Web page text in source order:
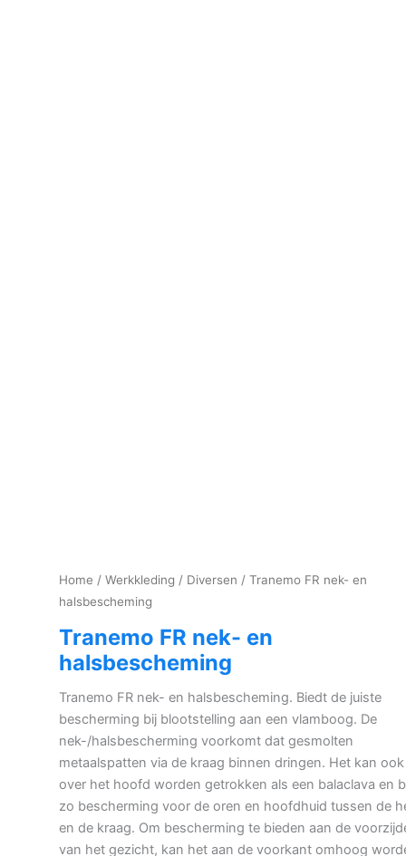
Home / Werkkleding / Diversen / Tranemo FR nek- en
halsbescheming
Tranemo FR nek- en
halsbescheming
Tranemo FR nek- en halsbescheming. Biedt de juiste
bescherming bij blootstelling aan een vlamboog. De
nek-/halsbescherming voorkomt dat gesmolten
metaalspatten via de kraag binnen dringen. Het kan ook
over het hoofd worden getrokken als een balaclava en
zo bescherming voor de oren en hoofdhuid tussen de
en de kraag. Om bescherming te bieden aan de
van het gezicht, kan het aan de voorkant omhoog